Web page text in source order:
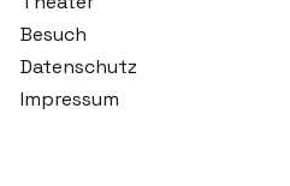
Besuch
Datenschutz
Impressum